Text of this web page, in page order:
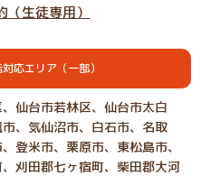
（生徒専用）
応エリア（一部）
仙台市若林区、仙台市太白
、気仙沼市、白石市、名取
登米市、栗原市、東松島市、
刈田郡七ヶ宿町、柴田郡大河